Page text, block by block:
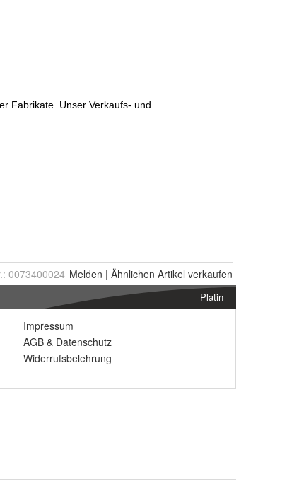
0073400024 Melden | Ähnlichen Artikel verkaufen
Platin
Impressum
AGB & Datenschutz
Widerrufsbelehrung